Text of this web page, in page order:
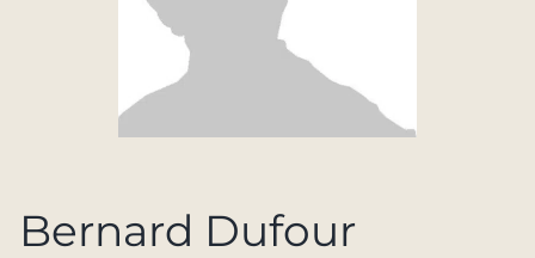
Bernard Dufour